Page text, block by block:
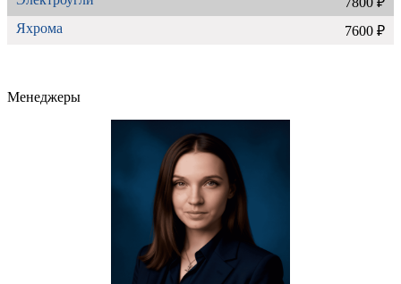
Яхрома
7600 ₽
Менеджеры